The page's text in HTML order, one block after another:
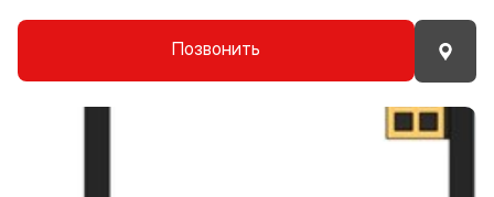
Позвонить